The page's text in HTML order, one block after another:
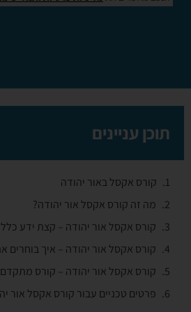
תוכן עניינים
קורס אקסל באור יהודה
מה זה קורס אקסל אור יהודה?
קורס אקסל אור יהודה – קצת ידע
קורס אקסל אור יהודה – איך בוחרים
קורס אקסל אור יהודה – קורס מתקדם
פרטים טכניים עבור קורס אקסל אור